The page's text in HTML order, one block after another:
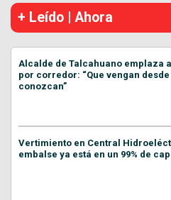
+ Leído | Ahora
Alcalde de Talcahuano emplaza
por corredor: “Que vengan
conozcan”
Vertimiento en Central
embalse ya está en un 99% de